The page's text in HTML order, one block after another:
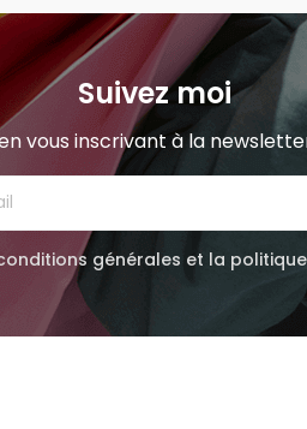
Suivez moi
vous inscrivant à la
générales et la